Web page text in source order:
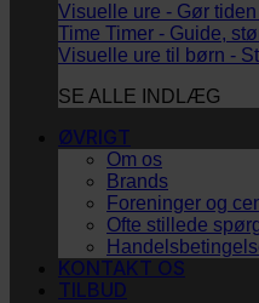
Visuelle ure - Gør
Time Timer - Guide,
Visuelle ure til børn -
SE ALLE INDLÆG
ØVRIGT
Om os
Brands
Foreninger og
Ofte stillede
KONTAKT OS
TILBUD